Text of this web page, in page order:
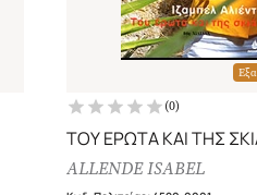
(0)
ΤΟΥ ΕΡΩΤΑ ΚΑΙ ΤΗΣ
ALLENDE ISABEL